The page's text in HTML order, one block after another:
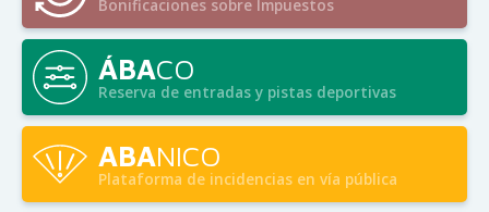
Bonificaciones sobre Impuestos
ÁBACO
Reserva de entradas y pistas deportivas
ABANICO
Plataforma de incidencias en vía pública